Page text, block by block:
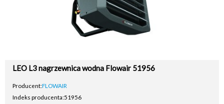
LEO L3 nagrzewnica wodna Flowair 51956
Producent:FLOWAIR
Indeks producenta:51956